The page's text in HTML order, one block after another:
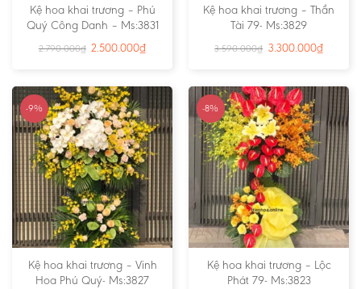
Kệ hoa khai trương – Phú
Quý Công Danh – Ms:3831
2.790.000₫ 2.500.000₫
Kệ hoa khai trương – Thần
Tài 79- Ms:3829
3.590.000₫ 3.300.000₫
-9%
Kệ hoa khai trương – Vinh
Hoa Phú Quý- Ms:3827
-8%
Kệ hoa khai trương – Lộc
Phát 79- Ms:3823